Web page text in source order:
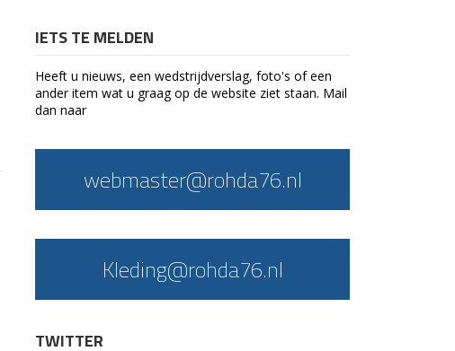
IETS TE MELDEN
Heeft u nieuws, een wedstrijdverslag, foto's of een
ander item wat u graag op de website ziet staan. Mail
dan naar
webmaster@rohda76.nl
Kleding@rohda76.nl
TWITTER